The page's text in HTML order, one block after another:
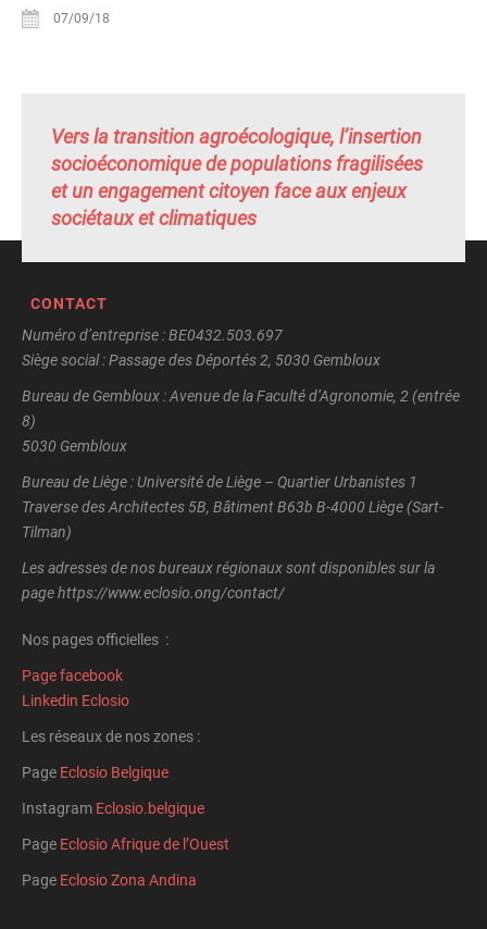
07/09/18
Vers la transition agroécologique, l’insertion
socioéconomique de populations fragilisées
et un engagement citoyen face aux enjeux
sociétaux et climatiques
CONTACT
Numéro d’entreprise : BE0432.503.697
Siège social : Passage des Déportés 2, 5030 Gembloux
Bureau de Gembloux : Avenue de la Faculté d’Agronomie, 2 (entrée
8)
5030 Gembloux
Bureau de Liège : Université de Liège – Quartier Urbanistes 1
Traverse des Architectes 5B, Bâtiment B63b B-4000 Liège (Sart-
Tilman)
Les adresses de nos bureaux régionaux sont disponibles sur la
page https://www.eclosio.ong/contact/
Nos pages officielles :
Page facebook
Linkedin Eclosio
Les réseaux de nos zones :
Page Eclosio Belgique
Instagram Eclosio.belgique
Page Eclosio Afrique de l’Ouest
Page Eclosio Zona Andina